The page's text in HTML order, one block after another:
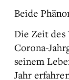
Beide
Die Zeit des
Corona-
seinem
Jahr